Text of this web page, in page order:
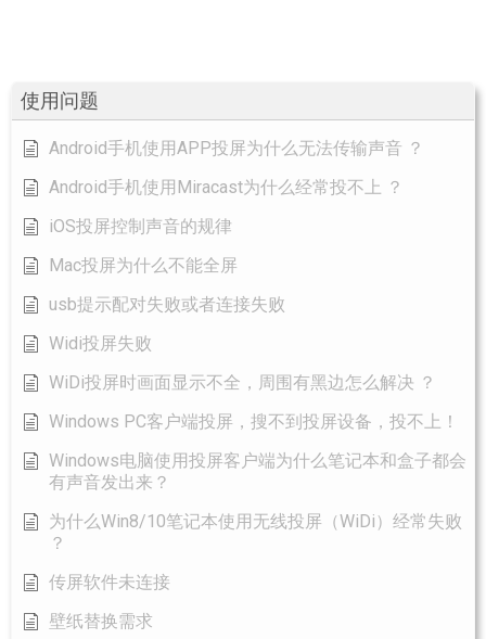
使用问题
Android手机使用APP投屏为什么无法传输声音 ？
Android手机使用Miracast为什么经常投不上 ？​
iOS投屏控制声音的规律
Mac投屏为什么不能全屏
usb提示配对失败或者连接失败
Widi投屏失败
WiDi投屏时画面显示不全，周围有黑边怎么解决 ？
Windows PC客户端投屏，搜不到投屏设备，投不上！
Windows电脑使用投屏客户端为什么笔记本和盒子都会
有声音发出来？
为什么Win8/10笔记本使用无线投屏（WiDi）经常失败
？
传屏软件未连接
壁纸替换需求